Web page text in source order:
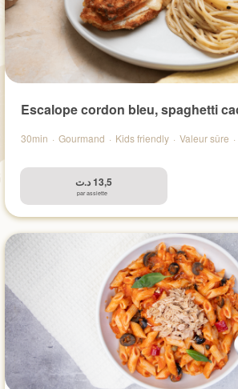
Escalope cordon bleu, spaghetti
30min · Gourmand · Kids friendly · Valeur sûre ·
13,5د.ت
par assiette